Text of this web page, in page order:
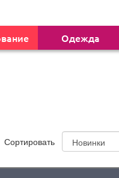
Одежда
Сортировать